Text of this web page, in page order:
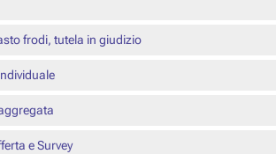
frodi, tutela in giudizio
e Survey